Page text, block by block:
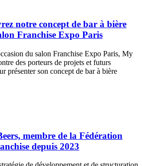
notre concept de bar à bière
Franchise Expo Paris
du salon Franchise Expo Paris, My
des porteurs de projets et futurs
présenter son concept de bar à bière
membre de la Fédération
depuis 2023